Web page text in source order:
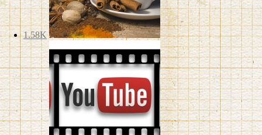
1.58K